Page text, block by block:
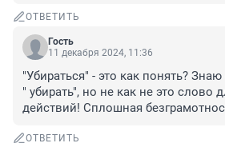
ОТВЕТИТЬ
Гость
11 декабря 2024, 11:36
"Убираться" - это как понять?
" убирать", но не как не это слово
действий! Сплошная
ОТВЕТИТЬ